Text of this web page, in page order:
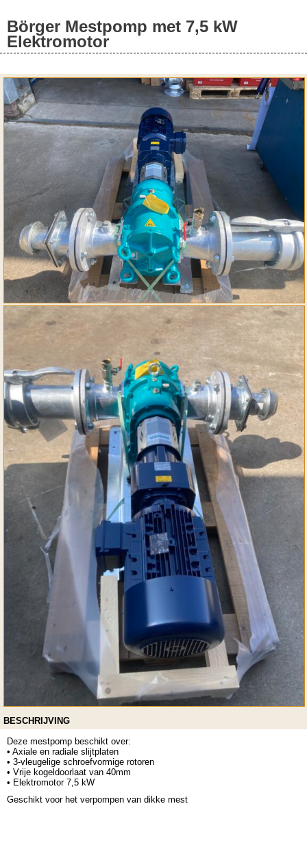
Börger Mestpomp met 7,5 kW
Elektromotor
BESCHRIJVING
Deze mestpomp beschikt over:
• Axiale en radiale slijtplaten
• 3-vleugelige schroefvormige rotoren
• Vrije kogeldoorlaat van 40mm
• Elektromotor 7,5 kW
Geschikt voor het verpompen van dikke mest